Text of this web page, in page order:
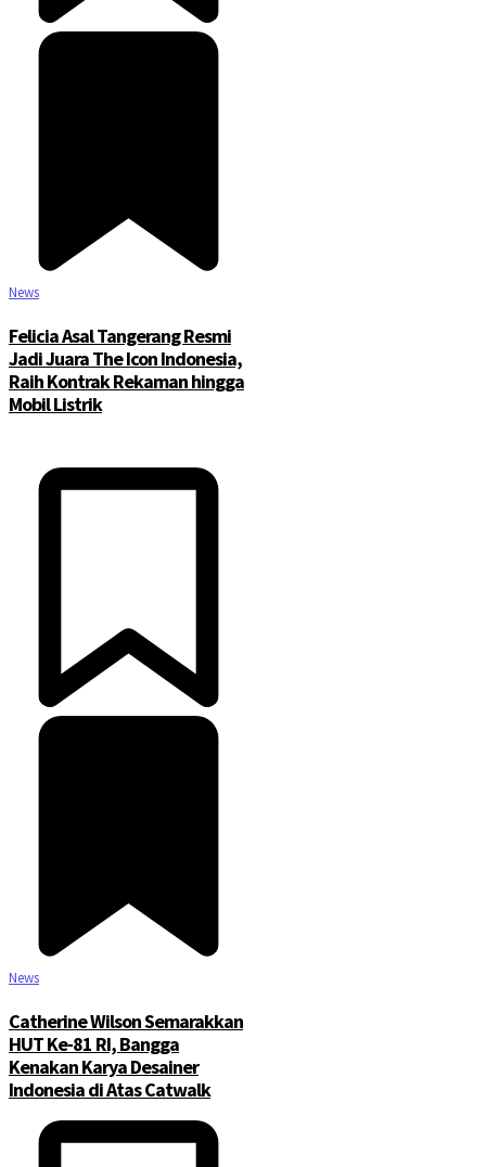
News
Felicia Asal Tangerang Resmi
Jadi Juara The Icon Indonesia,
Raih Kontrak Rekaman hingga
Mobil Listrik
News
Catherine Wilson Semarakkan
HUT Ke-81 RI, Bangga
Kenakan Karya Desainer
Indonesia di Atas Catwalk